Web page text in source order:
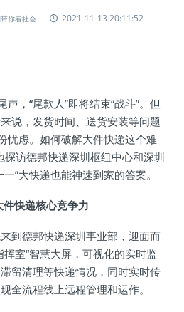
你看社会
2021-11-13 20:11:52
声，“尾款人”即将结束“战斗”。但
说，发货时间、送货安装等问题
忧虑。如何破解大件快递这个难
访德邦快递深圳枢纽中心和深圳
”大快递也能神速到家的答案。
快递核心竞争力
到德邦快递深圳事业部，迎面而
室“智慧大屏，可视化的实时监
留清理等快递情况，同时实时传
全流程线上远程管理和运作。